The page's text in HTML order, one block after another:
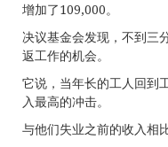
增加了109,000。
决议基金会发现，不到三
返工作的机会。
它说，当年长的工人回到
入最高的冲击。
与他们失业之前的收入相